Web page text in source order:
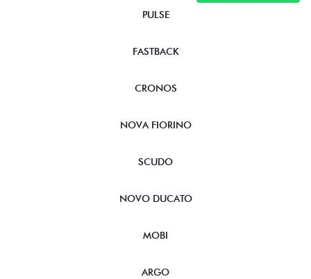
PULSE
FASTBACK
CRONOS
NOVA FIORINO
SCUDO
NOVO DUCATO
MOBI
ARGO